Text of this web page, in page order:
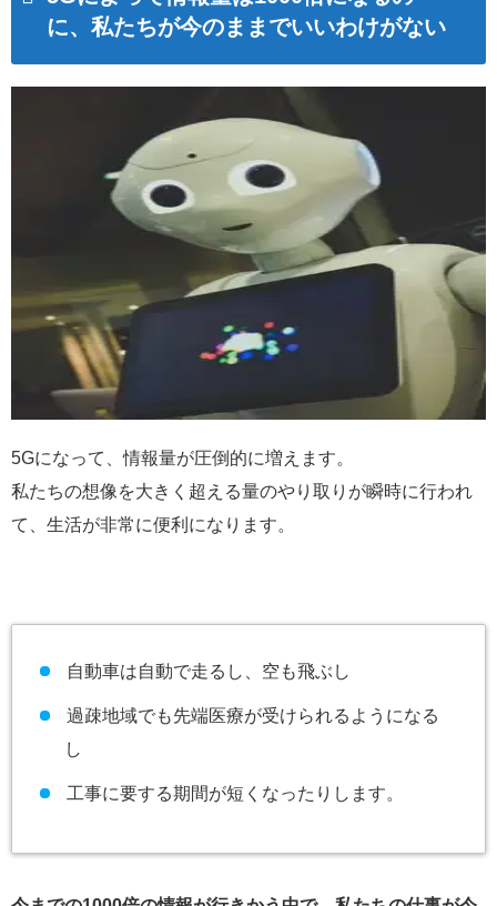
に、私たちが今のままでいいわけがない
5Gになって、情報量が圧倒的に増えます。
私たちの想像を大きく超える量のやり取りが瞬時に行われ
て、生活が非常に便利になります。
自動車は自動で走るし、空も飛ぶし
過疎地域でも先端医療が受けられるようになる
し
工事に要する期間が短くなったりします。